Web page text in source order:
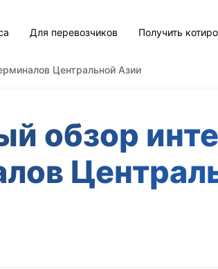
Для перевозчиков Получить
Центральной Азии
обзор